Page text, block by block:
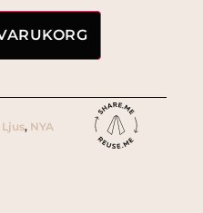
Ljus, NYA